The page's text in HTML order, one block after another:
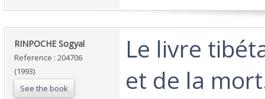
‎RINPOCHE Sogyal ‎
Reference : 204706
(1993)
See the book
‎Le livre
et de la